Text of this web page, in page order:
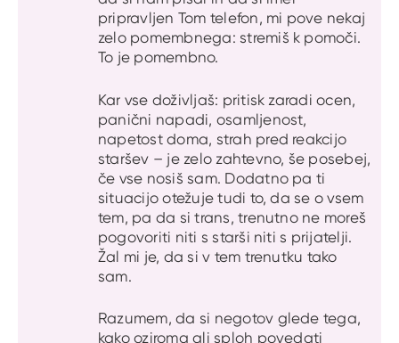
pripravljen Tom telefon, mi pove nekaj
zelo pomembnega: stremiš k pomoči.
To je pomembno.
Kar vse doživljaš: pritisk zaradi ocen,
panični napadi, osamljenost,
napetost doma, strah pred reakcijo
staršev – je zelo zahtevno, še posebej,
če vse nosiš sam. Dodatno pa ti
situacijo otežuje tudi to, da se o vsem
tem, pa da si trans, trenutno ne moreš
pogovoriti niti s starši niti s prijatelji.
Žal mi je, da si v tem trenutku tako
sam.
Razumem, da si negotov glede tega,
kako oziroma ali sploh povedati